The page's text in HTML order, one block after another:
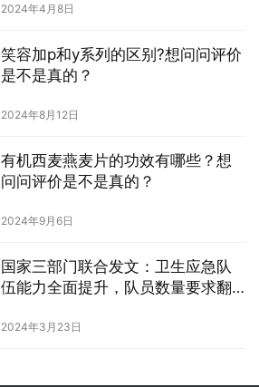
2024年4月8日
笑容加p和y系列的区别?想问问评价
是不是真的？
2024年8月12日
有机西麦燕麦片的功效有哪些？想
问问评价是不是真的？
2024年9月6日
国家三部门联合发文：卫生应急队
伍能力全面提升，队员数量要求翻
2024年3月23日